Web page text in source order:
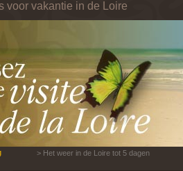
voor vakantie in de Loire
> Het weer in de Loire tot 5 dagen